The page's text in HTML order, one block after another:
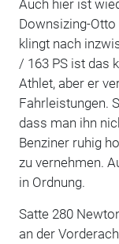
Auch hier ist
Downsizing-
klingt nach
/ 163 PS ist das
Athlet, aber er
Fahrleistungen.
dass man ihn
Benziner ruhig
zu vernehmen.
in Ordnung.
Satte 280
an der